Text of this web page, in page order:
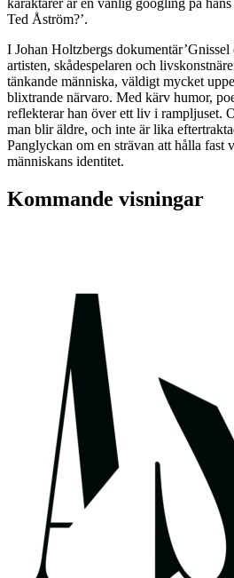
Ted Åström?’.
I Johan Holtzbergs
artisten, skådespelaren och
tänkande människa, väldigt mycket
blixtrande närvaro. Med kärv humor,
reflekterar han över ett liv i rampljuset.
man blir äldre, och inte är lika
Panglyckan om en strävan att hålla fast
människans identitet.
Kommande visningar